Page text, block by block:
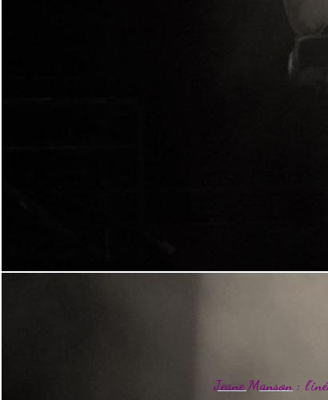
Jeane Manson: